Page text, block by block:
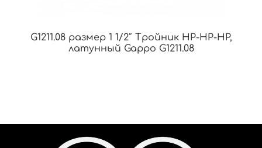
G1211.08 размер 1 1/2″ Тройник НР-НР-НР,
латунный Gappo G1211.08